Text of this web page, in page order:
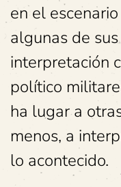
en el
algunas de
interpretación
político
ha lugar a
menos, a
lo acontecido.